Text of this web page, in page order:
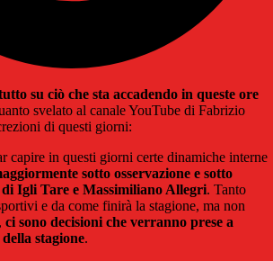
su ciò che sta accadendo in queste ore
svelato al canale YouTube di Fabrizio
di questi giorni:
capire in questi giorni certe dinamiche interne
sotto osservazione e sotto
di Igli Tare e Massimiliano Allegri. Tanto
e da come finirà la stagione, ma non
ci sono decisioni che verranno prese a
stagione.